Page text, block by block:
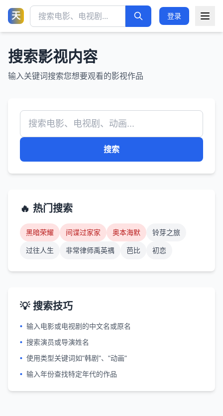
天 登录
搜索影视内容
输入关键词搜索您想要观看的影视作品
搜索
🔥 热门搜索
黑暗荣耀 间谍过家家 奥本海默 铃芽之旅
过往人生 非常律师禹英禑 芭比 初恋
💡 搜索技巧
• 输入电影或电视剧的中文名或原名
• 搜索演员或导演姓名
• 使用类型关键词如"韩剧"、"动画"
• 输入年份查找特定年代的作品